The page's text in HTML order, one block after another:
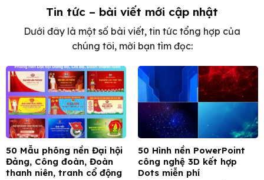
Tin tức – bài viết mới cập nhật
Dưới đây là một số bài viết, tin tức tổng hợp của
chúng tôi, mời bạn tìm đọc:
50 Mẫu phông nền Đại hội
Đảng, Công đoàn, Đoàn
thanh niên, tranh cổ động
50 Hình nền PowerPoint
công nghệ 3D kết hợp
Dots miễn phí